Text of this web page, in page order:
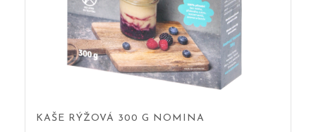
KAŠE RÝŽOVÁ 300 G NOMINA